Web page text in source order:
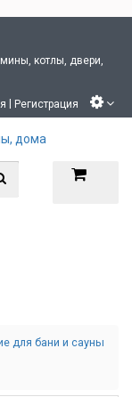
котлы, двери,
| Регистрация
для бани и сауны